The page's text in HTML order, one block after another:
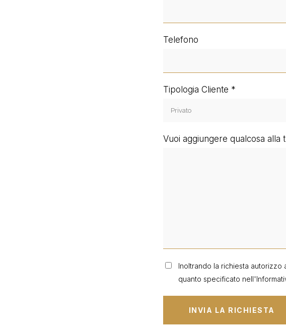
Telefono
Tipologia Cliente
Vuoi aggiungere qualcosa alla
Inoltrando la richiesta autorizzo
quanto specificato nell'